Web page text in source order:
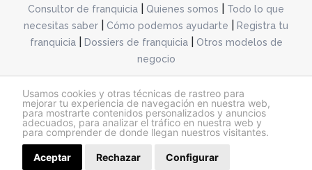
Usamos cookies y otras técnicas de rastreo para
mejorar tu experiencia de navegación en nuestra web,
para mostrarte contenidos personalizados y anuncios
adecuados, para analizar el tráfico en nuestra web y
para comprender de donde llegan nuestros visitantes.
Aceptar Rechazar Configurar
Consultor de franquicia Quienes somos
Todo lo que
necesitas saber
Cómo podemos ayudarte
Registra tu
franquicia| Dossiers de franquicia|
Otros modelos de
negocio
@franquiciashoy.es |Aviso legal| Política de cookies|Política de privacidad